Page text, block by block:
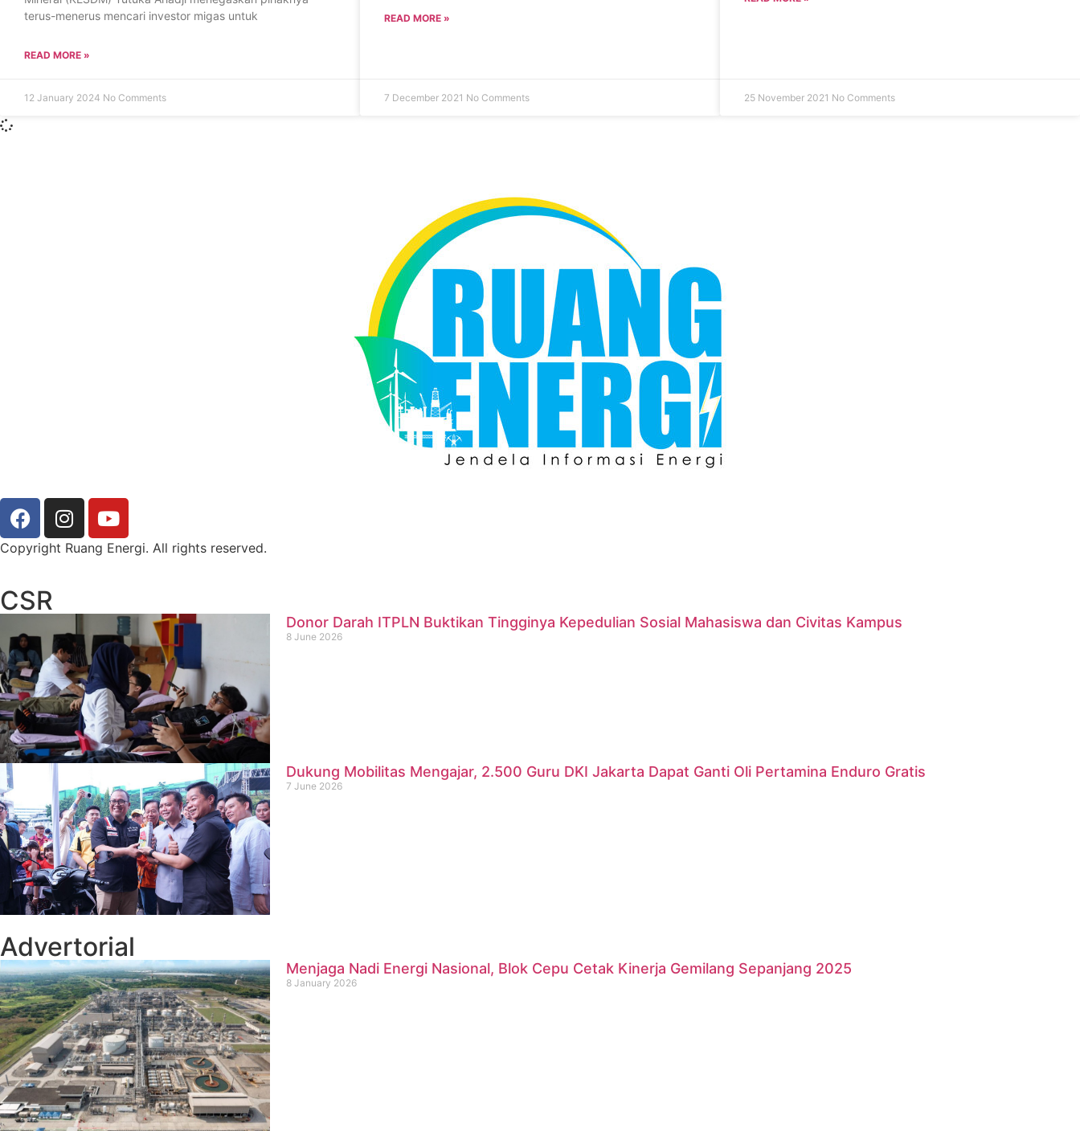
terus-menerus mencari investor migas untuk
READ MORE »
12 January 2024 No Comments
READ MORE »
7 December 2021 No Comments 25 November 2021 No Comments
Copyright Ruang Energi. All rights reserved.
CSR
Donor Darah ITPLN Buktikan Tingginya Kepedulian Sosial Mahasiswa dan Civitas Kampus
8 June 2026
Dukung Mobilitas Mengajar, 2.500 Guru DKI Jakarta Dapat Ganti Oli Pertamina Enduro Gratis
7 June 2026
Advertorial
Menjaga Nadi Energi Nasional, Blok Cepu Cetak Kinerja Gemilang Sepanjang 2025
8 January 2026